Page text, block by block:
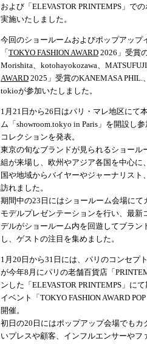
および「ELEVASTOR PRINTEMPS」で
実施いたしました。
今回のショールームおよびポップアップ
「 TOKYO FASHION AWARD 2026」受賞
Morishita、kotohayokozawa、MATSUFUJI
AWARD 2025」受賞のKANEMASA PHIL.
tokioが参加いたしました。
1月21日から26日はパリ・マレ地区にて
ム「showroom.tokyo in Paris」を開設し
コレクションを発表。
東京の旬なブランドが見られるショール
組が来場し、欧州やアジア各国を中心に
国や地域からバイヤーやジャーナリスト
訪れました。
期間中の23日にはショールーム会場にて
モデルプレゼンテーションを行い、最新
デルがショールーム内を回遊してブラン
し、ゲストの注目を集めました。
1月20日から31日には、パリのコンセプ
が今年8月にパリの老舗百貨店「
ンした「ELEVASTOR PRINTEMPS」に
イベント「TOKYO FASHION AWARD
開催。
初日の20日にはポップアップ会場でもカ
いプレスや顧客、インフルエンサーやフ